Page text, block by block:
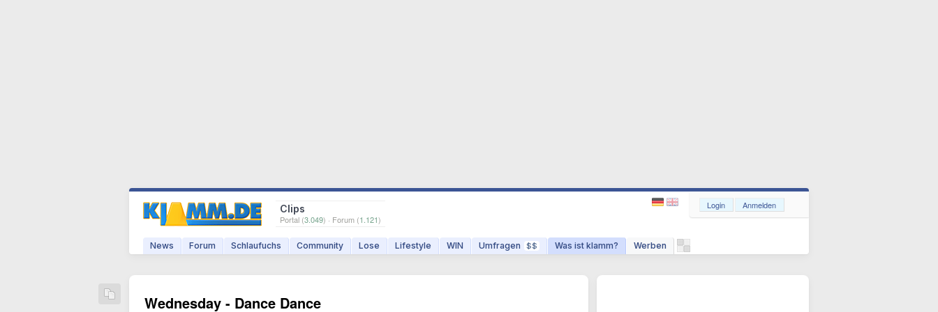
Clips
Portal (3.049) · Forum (1.121)
News Forum Schlaufuchs Community Lose Lifestyle WIN Umfragen $$ Was ist klamm? Werben
Login Anmelden
Wednesday - Dance Dance